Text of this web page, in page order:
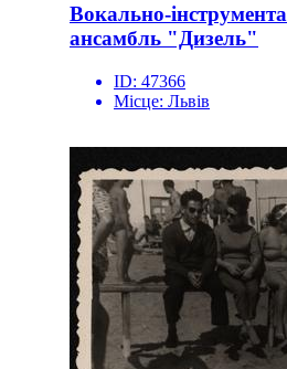
Вокально-
ансамбль "Дизель"
ID: 47366
Місце: Львів